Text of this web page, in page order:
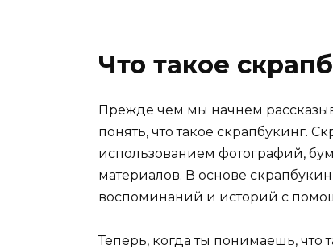
Что такое
Прежде чем мы начнем
понять, что такое скрапбукинг.
использованием фотографий,
материалов. В основе
воспоминаний и историй с
Теперь, когда ты понимаешь, что